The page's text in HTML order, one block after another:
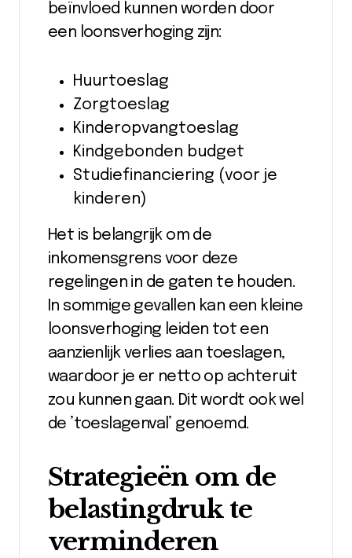
beïnvloed kunnen worden door
een loonsverhoging zijn:
Huurtoeslag
Zorgtoeslag
Kinderopvangtoeslag
Kindgebonden budget
Studiefinanciering (voor je
kinderen)
Het is belangrijk om de
inkomensgrens voor deze
regelingen in de gaten te houden.
In sommige gevallen kan een kleine
loonsverhoging leiden tot een
aanzienlijk verlies aan toeslagen,
waardoor je er netto op achteruit
zou kunnen gaan. Dit wordt ook wel
de ’toeslagenval’ genoemd.
Strategieën om de
belastingdruk te
verminderen